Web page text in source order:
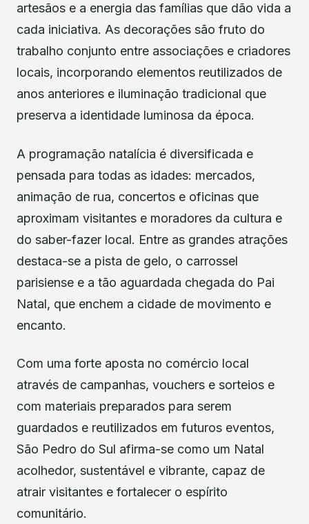
artesãos e a energia das famílias que dão vida a
cada iniciativa. As decorações são fruto do
trabalho conjunto entre associações e criadores
locais, incorporando elementos reutilizados de
anos anteriores e iluminação tradicional que
preserva a identidade luminosa da época.
A programação natalícia é diversificada e
pensada para todas as idades: mercados,
animação de rua, concertos e oficinas que
aproximam visitantes e moradores da cultura e
do saber-fazer local. Entre as grandes atrações
destaca-se a pista de gelo, o carrossel
parisiense e a tão aguardada chegada do Pai
Natal, que enchem a cidade de movimento e
encanto.
Com uma forte aposta no comércio local
através de campanhas, vouchers e sorteios e
com materiais preparados para serem
guardados e reutilizados em futuros eventos,
São Pedro do Sul afirma-se como um Natal
acolhedor, sustentável e vibrante, capaz de
atrair visitantes e fortalecer o espírito
comunitário.